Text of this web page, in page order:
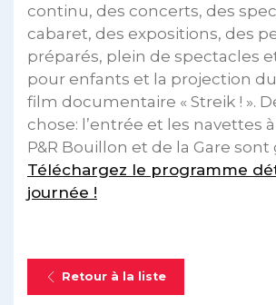
continu, des concerts, des
cabaret, des expositions, des
préparés, plein de spectacles
pour enfants et la projection
film documentaire « Streik ! ».
chose: l’entrée et les navettes
P&R Bouillon et de la Gare sont
Téléchargez le programme
journée !
Retour à la liste